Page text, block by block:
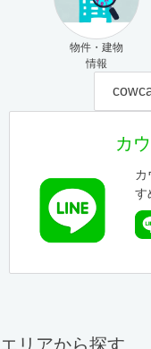
物件・建物
情報
カ
カ
す
エリアから探す